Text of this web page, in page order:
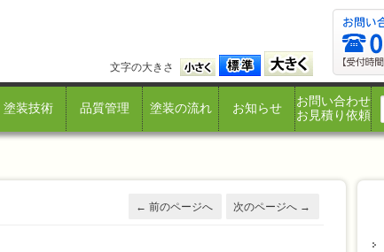
文字の大きさ
塗装技術 品質管理 塗装の流れ お知らせ
お問い合わせ
お見積り依頼
← 前のページへ 次のページへ →